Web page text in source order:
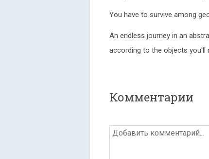
You have to survive among
An endless journey in an
according to the objects you'll
Комментарии